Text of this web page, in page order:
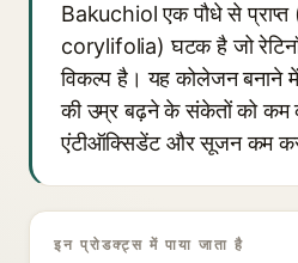
Bakuchiol एक पौधे से
corylifolia) घटक है जो
विकल्प है। यह कोलेजन बनाने
की उम्र बढ़ने के संकेतों को कम
एंटीऑक्सिडेंट और सूजन कम
इन प्रोडक्ट्स में पाया जाता है